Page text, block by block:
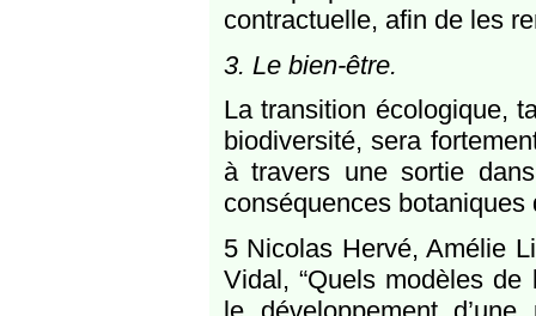
contractuelle, afin de les
3. Le bien-être.
La transition écologique,
biodiversité, sera
à travers une sortie
conséquences
5 Nicolas Hervé, Amélie
Vidal, “Quels modèles de